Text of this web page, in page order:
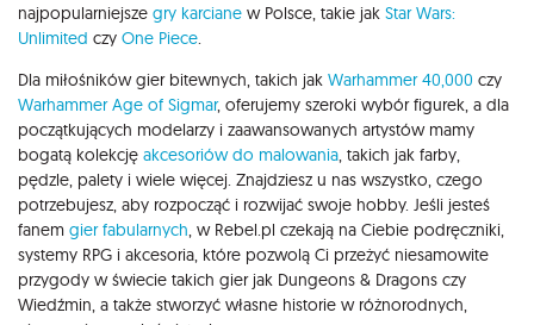
najpopularniejsze gry karciane w Polsce, takie jak Star Wars:
Unlimited czy One Piece
Dla miłośników gier bitewnych, takich jak Warhammer 40,000 czy
Warhammer Age of Sigmar, oferujemy szeroki wybór figurek, a dla
początkujących modelarzy i zaawansowanych artystów mamy
bogatą kolekcję akcesoriów do malowania , takich jak farby,
pędzle, palety i wiele więcej. Znajdziesz u nas wszystko, czego
potrzebujesz, aby rozpocząć i rozwijać swoje hobby. Jeśli jesteś
fanem gier fabularnych , w Rebel.pl czekają na Ciebie podręczniki,
systemy RPG i akcesoria, które pozwolą Ci przeżyć niesamowite
przygody w świecie takich gier jak Dungeons & Dragons czy
Wiedźmin, a także stworzyć własne historie w różnorodnych,